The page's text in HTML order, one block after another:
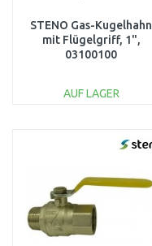
STENO Gas-Kugelhahn
mit Flügelgriff, 1",
03100100
AUF LAGER